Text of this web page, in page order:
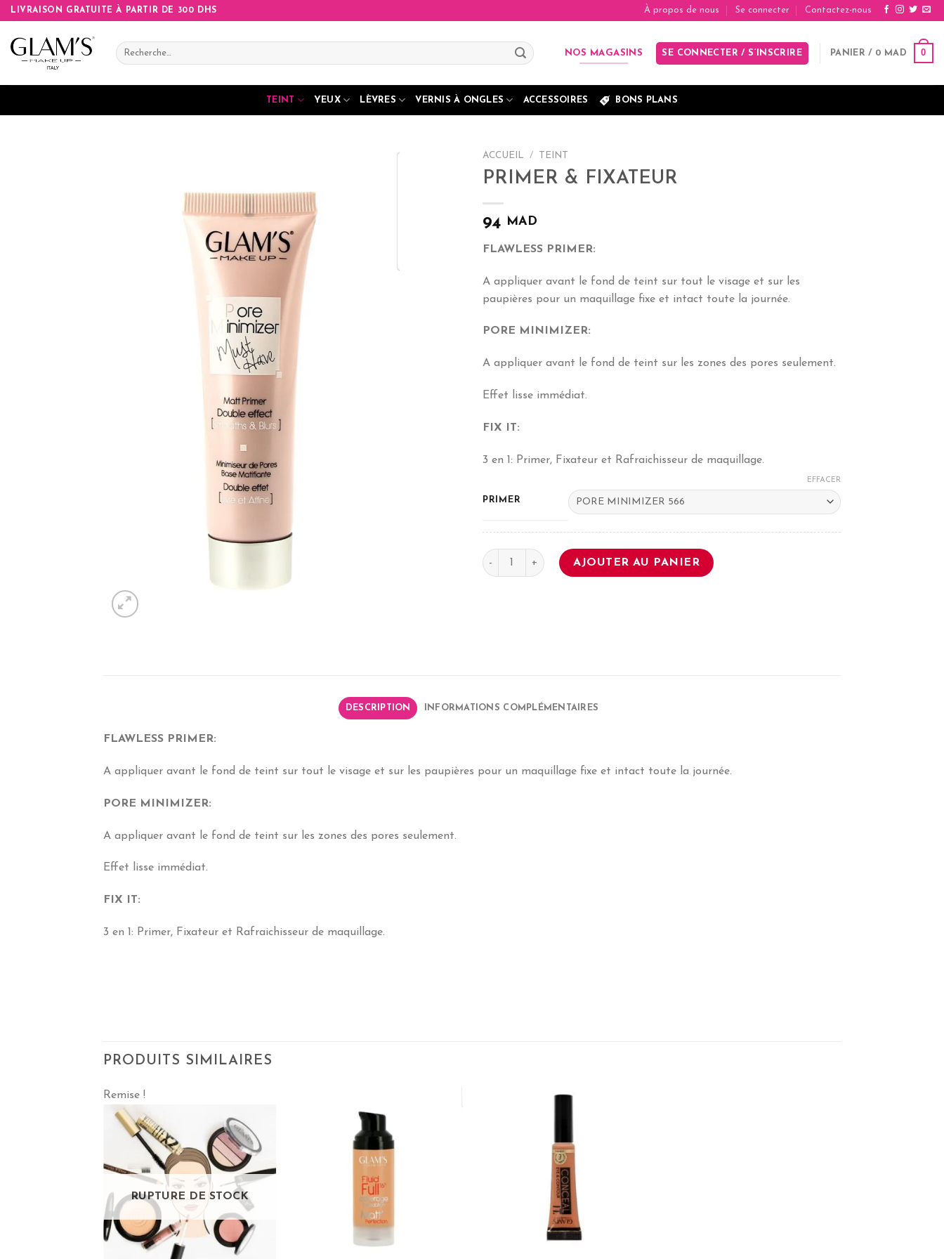
Skip
content
LIVRAISON GRATUITE À PARTIR DE 300 DHS À propos de nous Se connecter Contactez-nous
Recherche
pour :
NOS MAGASINS SE CONNECTER / S’INSCRIRE PANIER / 0 MAD 0
TEINT YEUX LÈVRES VERNIS À ONGLES ACCESSOIRES BONS PLANS
ACCUEIL / TEINT
PRIMER & FIXATEUR
94 MAD
FLAWLESS PRIMER:
A appliquer avant le fond de teint sur tout le visage et sur les
paupières pour un maquillage fixe et intact toute la journée.
PORE MINIMIZER:
A appliquer avant le fond de teint sur les zones des pores seulement.
Effet lisse immédiat.
FIX IT:
3 en 1: Primer, Fixateur et Rafraichisseur de maquillage.
PRIMER
EFFACER
quantité de PRIMER & FIXATEUR
AJOUTER AU PANIER
DESCRIPTION INFORMATIONS COMPLÉMENTAIRES
FLAWLESS PRIMER:
A appliquer avant le fond de teint sur tout le visage et sur les paupières pour un maquillage fixe et intact toute la journée.
PORE MINIMIZER:
A appliquer avant le fond de teint sur les zones des pores seulement.
Effet lisse immédiat.
FIX IT:
3 en 1: Primer, Fixateur et Rafraichisseur de maquillage.
PRODUITS SIMILAIRES
Remise !
RUPTURE DE STOCK